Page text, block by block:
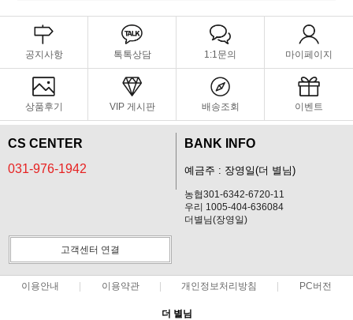
공지사항 톡톡상담 1:1문의 마이페이지
상품후기 VIP 게시판 배송조회 이벤트
CS CENTER
031-976-1942
BANK INFO
예금주 : 장영일(더 별님)
농협301-6342-6720-11
우리 1005-404-636084
더별님(장영일)
고객센터 연결
이용안내 이용약관 개인정보처리방침 PC버전
더 별님